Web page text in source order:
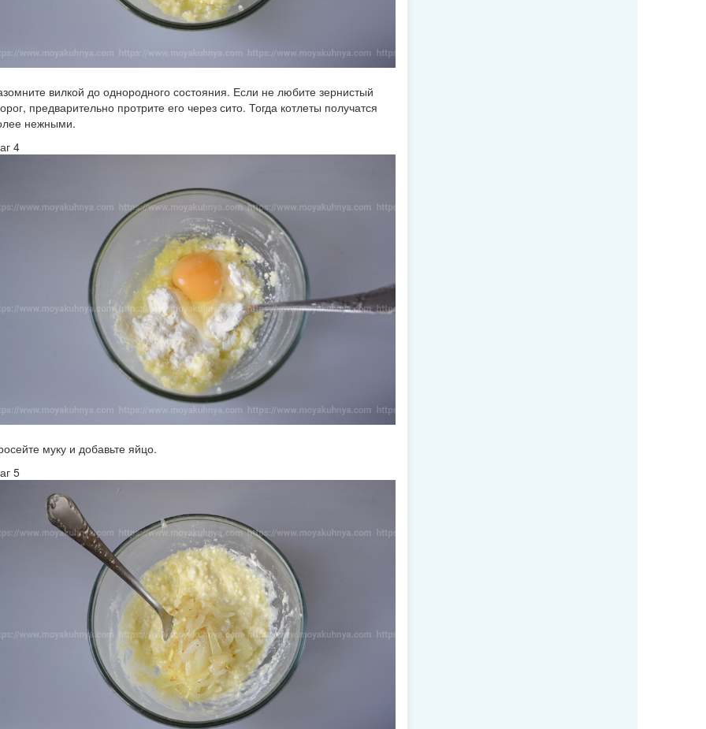
вилкой до однородного состояния. Если не любите зернистый
предварительно протрите его через сито. Тогда котлеты получатся
нежными.
4
муку и добавьте яйцо.
5